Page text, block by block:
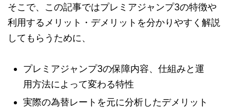
そこで、この記事ではプレミアジャンプ3の特徴や
利用するメリット・デメリットを分かりやすく解説
してもらうために、
プレミアジャンプ3の保障内容、仕組みと運
用方法によって変わる特性
実際の為替レートを元に分析したデメリット